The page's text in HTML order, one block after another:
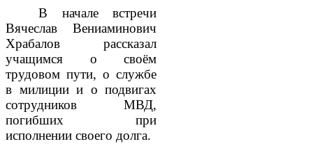
В начале встречи
Вячеслав Вениаминович
Храбалов рассказал
учащимся о своём
трудовом пути, о службе
в милиции и о подвигах
сотрудников МВД,
погибших при
исполнении своего долга.